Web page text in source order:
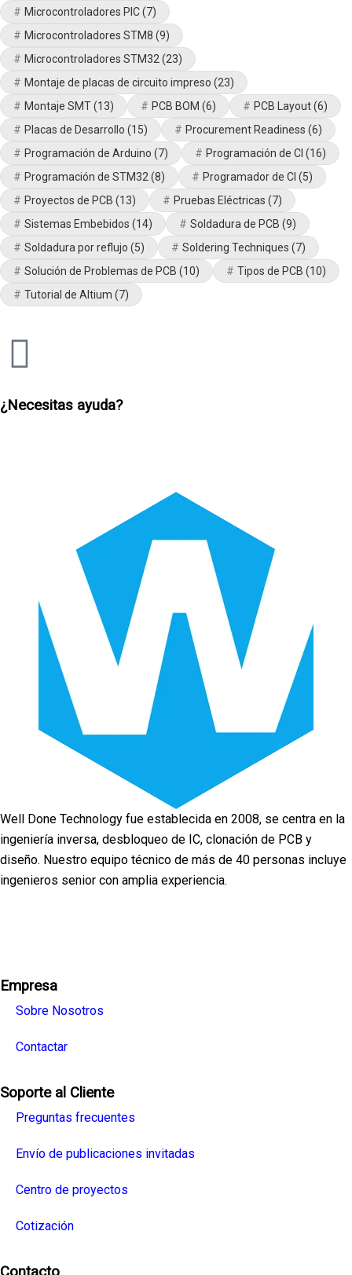
Microcontroladores PIC(7)
Microcontroladores STM8 (9)
Microcontroladores STM32(23)
Montaje de placas de circuito impreso (23)
Montaje SMT(13) PCB BOM (6) PCB Layout(6)
Placas de Desarrollo (15) Procurement Readiness (6)
Programación de Arduino (7) Programación de CI (16)
Programación de STM32(8) Programador de CI (5)
Proyectos de PCB (13) Pruebas Eléctricas (7)
Sistemas Embebidos (14) Soldadura de PCB (9)
Soldadura por reflujo (5) Soldering Techniques (7)
Solución de Problemas de PCB (10) Tipos de PCB (10)
Tutorial de Altium (7)
¿Necesitas ayuda?
Well Done Technology fue establecida en 2008, se centra en la
ingeniería inversa, desbloqueo de IC, clonación de PCB y
diseño. Nuestro equipo técnico de más de 40 personas incluye
ingenieros senior con amplia experiencia.
Empresa
Sobre Nosotros
Contactar
Soporte al Cliente
Preguntas frecuentes
Envío de publicaciones invitadas
Centro de proyectos
Cotización